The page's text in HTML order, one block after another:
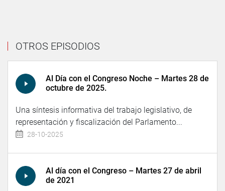
OTROS EPISODIOS
Al Día con el Congreso Noche – Martes 28 de
octubre de 2025.
Una síntesis informativa del trabajo legislativo, de
representación y fiscalización del Parlamento...
28-10-2025
Al día con el Congreso – Martes 27 de abril
de 2021